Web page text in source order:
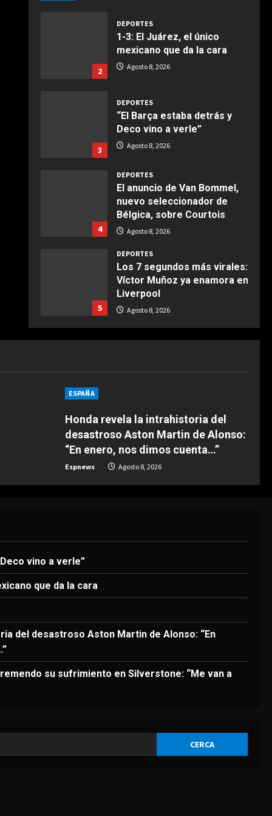
COCINA
Ensalada de espinacas
deliciosa
COCINA
freidora de aire
COCINA
Buñuelos de alcachofas
5
COCINA
Ternera guisada con
senderuelas
2
DEPORTES
1-3: El Juárez, el único
mexicano que da la cara
Agosto 8, 2026
3
DEPORTES
“El Barça estaba detrás y
Deco vino a verle”
Agosto 8, 2026
4
DEPORTES
El anuncio de Van Bommel,
nuevo seleccionador de
Bélgica, sobre Courtois
Agosto 8, 2026
5
DEPORTES
Los 7 segundos más virales:
Víctor Muñoz ya enamora en
Liverpool
Agosto 8, 2026
1
Agosto 8, 2026
DEPORTES
1-3: El Juárez, el único
mexicano que da la cara
3 Agosto 8, 2026
4
nuevo seleccionador de
Los 7 segundos más virales:
Víctor Muñoz ya enamora en
ESPAÑA
Honda revela la intrahistoria del
desastroso Aston Martin de Alonso:
“En enero, nos dimos cuenta…”
Espnews Agosto 8, 2026
vino a verle”
que da la cara
del desastroso Aston Martin de Alonso: “En
su sufrimiento en Silverstone: “Me van a